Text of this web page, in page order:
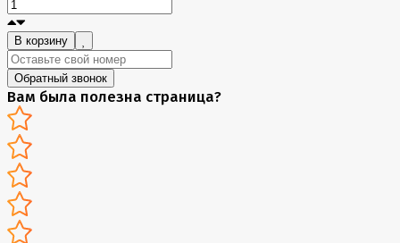
В корзину
Обратный звонок
Вам была полезна страница?